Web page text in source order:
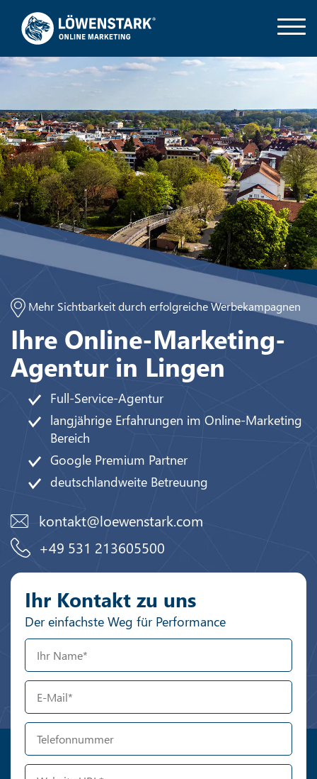
Mehr Sichtbarkeit durch erfolgreiche Werbekampagnen
Ihre Online-Marketing-
Agentur in Lingen
Full-Service-Agentur
langjährige Erfahrungen im Online-Marketing
Bereich
Google Premium Partner
deutschlandweite Betreuung
kontakt@loewenstark.com
+49 531 213605500
Ihr Kontakt zu uns
Der einfachste Weg für Performance